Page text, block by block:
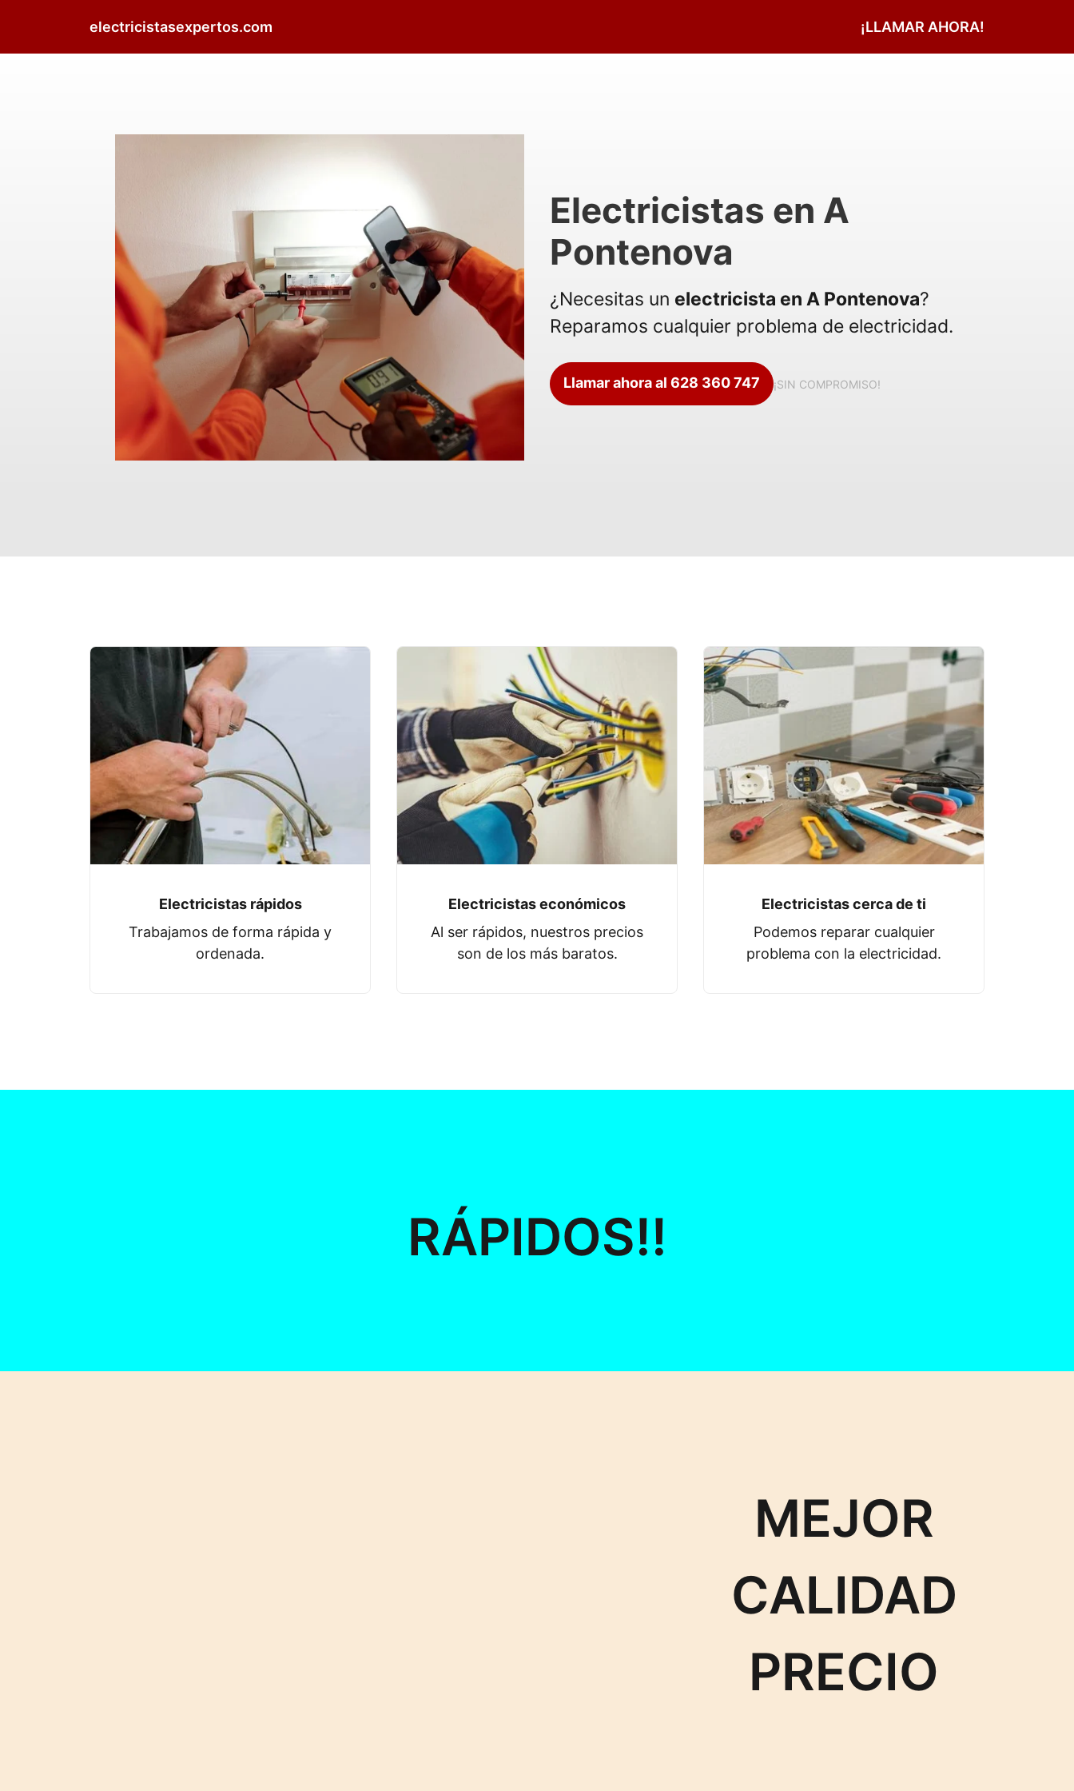
electricistasexpertos.com ¡LLAMAR AHORA!
Electricistas en A
Pontenova
¿Necesitas un electricista en A Pontenova?
Reparamos cualquier problema de electricidad.
Llamar ahora al 628 360 747 ¡SIN COMPROMISO!
Electricistas rápidos
Trabajamos de forma rápida y
ordenada.
Electricistas económicos
Al ser rápidos, nuestros precios
son de los más baratos.
Electricistas cerca de ti
Podemos reparar cualquier
problema con la electricidad.
RÁPIDOS!!
MEJOR
CALIDAD
PRECIO